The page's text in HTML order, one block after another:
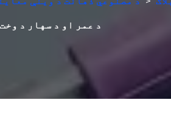
د عمر او د سهار د